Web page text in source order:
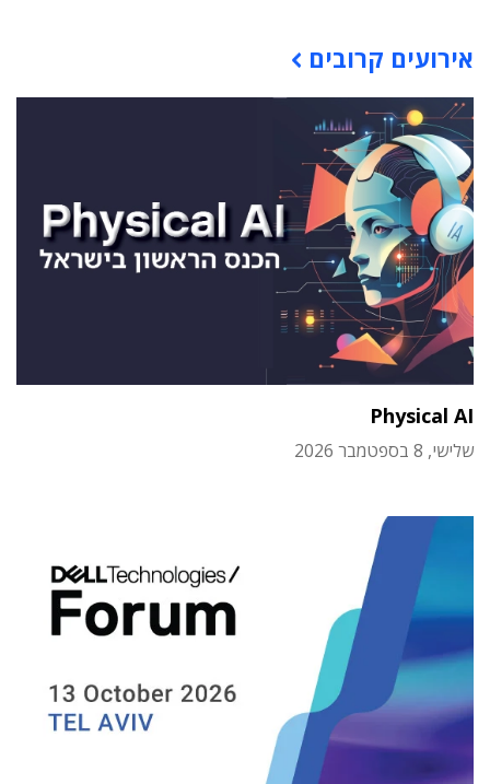
אירועים קרובים
Physical AI
שלישי, 8 בספטמבר 2026